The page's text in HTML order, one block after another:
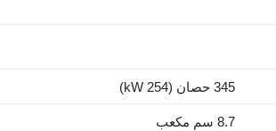
345 حصان (254 kW)
8.7 سم مكعب